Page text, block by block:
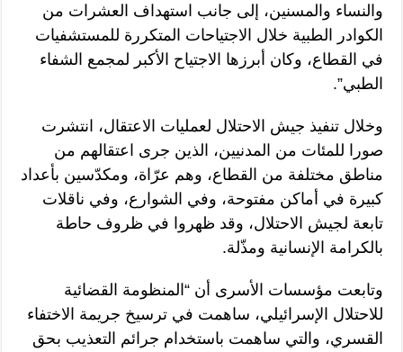
والنساء والمسنين، إلى جانب استهداف العشرات من
الكوادر الطبية خلال الاجتياحات المتكررة للمستشفيات
في القطاع، وكان أبرزها الاجتياح الأكبر لمجمع الشفاء
الطبي”.
وخلال تنفيذ جيش الاحتلال لعمليات الاعتقال، انتشرت
صورا للمئات من المدنيين، الذين جرى اعتقالهم من
مناطق مختلفة من القطاع، وهم عرّاة، ومكدّسين بأعداد
كبيرة في أماكن مفتوحة، وفي الشوارع، وفي ناقلات
تابعة لجيش الاحتلال، وقد ظهروا في ظروف حاطة
بالكرامة الإنسانية ومذّلة.
وتابعت مؤسسات الأسرى أن “المنظومة القضائية
للاحتلال الإسرائيلي، ساهمت في ترسيخ جريمة الاختفاء
القسري، والتي ساهمت باستخدام جرائم التعذيب بحق